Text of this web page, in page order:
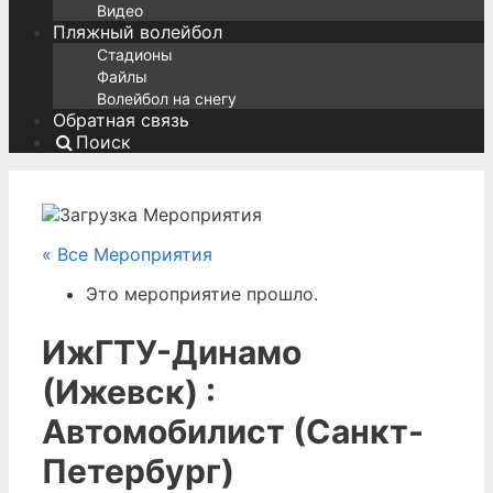
Видео
Пляжный волейбол
Стадионы
Файлы
Волейбол на снегу
Обратная связь
Поиск
« Все Мероприятия
Это мероприятие прошло.
ИжГТУ-Динамо
(Ижевск) :
Автомобилист (Санкт-
Петербург)